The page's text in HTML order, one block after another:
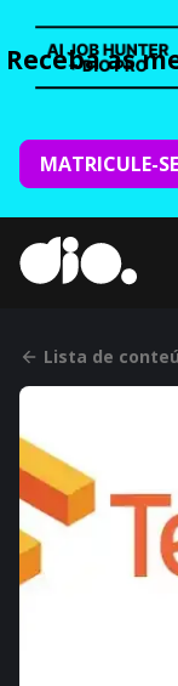
Receba as
MATRICULE-
Lista de